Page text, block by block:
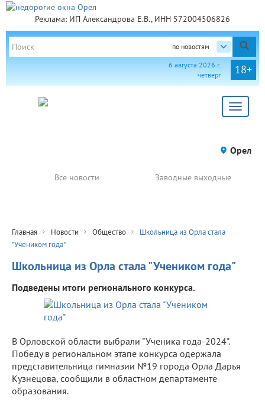
Реклама: ИП Александрова Е.В., ИНН 572004506826
по новостям
18+
6 августа 2026 г.
четверг
Toggle
Орел
Все новости Заводные выходные
Главная Новости Общество
Школьница из Орла стала
"Учеником года"
Школьница из Орла стала "Учеником года"
Подведены итоги регионального конкурса.
В Орловской области выбрали "Ученика года-2024".
Победу в региональном этапе конкурса одержала
представительница гимназии №19 города Орла Дарья
Кузнецова, сообщили в областном департаменте
образования.